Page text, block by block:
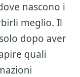
nascono i
meglio. Il
dopo aver
quali